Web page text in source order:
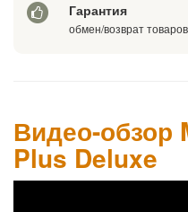
Гарантия
обмен/возврат
Видео-обзор
Plus Deluxe